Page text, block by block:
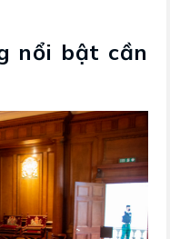
nổi bật cần